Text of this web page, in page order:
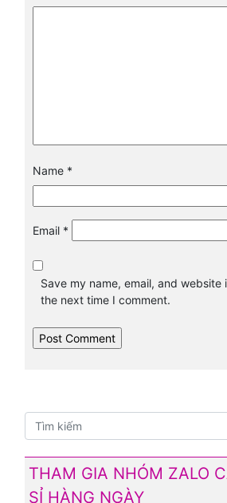
Name *
Email *
Save my name, email, and website
the next time I comment.
THAM GIA NHÓM ZALO
SỈ HÀNG NGÀY